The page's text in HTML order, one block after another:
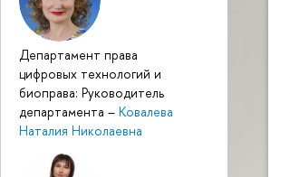
Департамент права
цифровых технологий и
биоправа: Руководитель
департамента – Ковалева
Наталия Николаевна